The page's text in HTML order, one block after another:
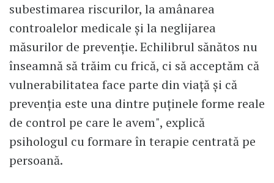
subestimarea riscurilor, la amânarea
controalelor medicale și la neglijarea
măsurilor de prevenție. Echilibrul sănătos nu
înseamnă să trăim cu frică, ci să acceptăm că
vulnerabilitatea face parte din viață și că
prevenția este una dintre puținele forme reale
de control pe care le avem", explică
psihologul cu formare în terapie centrată pe
persoană.